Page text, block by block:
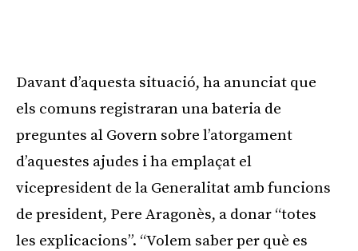
Davant d’aquesta situació, ha anunciat que
els comuns registraran una bateria de
preguntes al Govern sobre l’atorgament
d’aquestes ajudes i ha emplaçat el
vicepresident de la Generalitat amb funcions
de president, Pere Aragonès, a donar “totes
les explicacions”. “Volem saber per què es